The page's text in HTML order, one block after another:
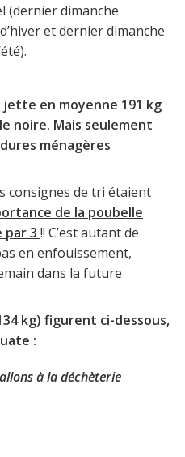
(dernier dimanche
et dernier dimanche
en moyenne 191 kg
noire. Mais seulement
ménagères
consignes de tri étaient
de la poubelle
3 !! C’est autant de
en enfouissement,
dans la future
kg) figurent ci-dessous,
:
à la déchèterie